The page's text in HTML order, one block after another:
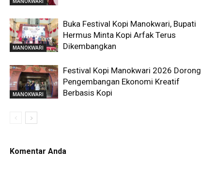
MANOKWARI
Buka Festival Kopi Manokwari, Bupati
Hermus Minta Kopi Arfak Terus
Dikembangkan
MANOKWARI
Festival Kopi Manokwari 2026 Dorong
Pengembangan Ekonomi Kreatif
Berbasis Kopi
Komentar Anda